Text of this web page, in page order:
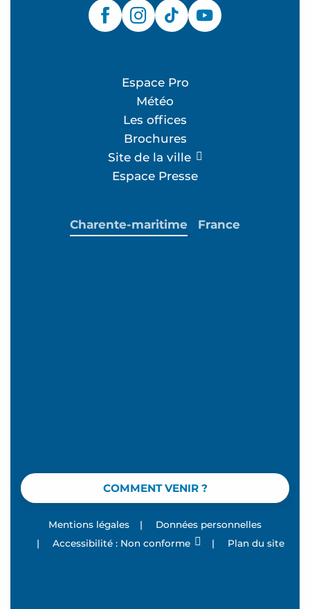
Espace Pro
Météo
Les offices
Brochures
Site de la ville
Espace Presse
COMMENT VENIR ?
Charente-maritime France
Mentions légales |
Données personnelles
|
Accessibilité : Non conforme | Plan du site